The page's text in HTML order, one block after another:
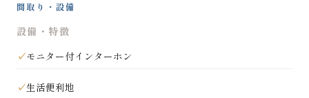
間取り・設備
設備・特徴
モニター付インターホン
生活便利地